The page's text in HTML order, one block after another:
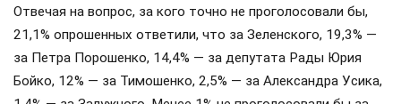
Отвечая на вопрос, за кого точно не проголосовали бы,
21,1% опрошенных ответили, что за Зеленского, 19,3% —
за Петра Порошенко, 14,4% — за депутата Рады Юрия
Бойко, 12% — за Тимошенко, 2,5% — за Александра Усика,